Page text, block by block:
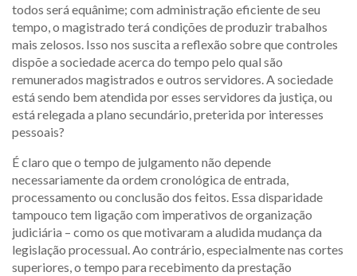
todos será equânime; com administração eficiente de seu
tempo, o magistrado terá condições de produzir trabalhos
mais zelosos. Isso nos suscita a reflexão sobre que controles
dispõe a sociedade acerca do tempo pelo qual são
remunerados magistrados e outros servidores. A sociedade
está sendo bem atendida por esses servidores da justiça, ou
está relegada a plano secundário, preterida por interesses
pessoais?
É claro que o tempo de julgamento não depende
necessariamente da ordem cronológica de entrada,
processamento ou conclusão dos feitos. Essa disparidade
tampouco tem ligação com imperativos de organização
judiciária – como os que motivaram a aludida mudança da
legislação processual. Ao contrário, especialmente nas cortes
superiores, o tempo para recebimento da prestação